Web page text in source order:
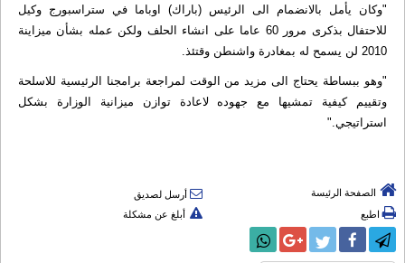
"وكان يأمل بالانضمام الى الرئيس (باراك) اوباما في ستراسبورج وكيل
للاحتفال بذكرى مرور 60 عاما على انشاء الحلف ولكن عمله بشأن ميزاينة
2010 لن يسمح له بمغادرة واشنطن وقتئذ.
"وهو ببساطة يحتاج الى مزيد من الوقت لمراجعة برامجنا الرئيسية للاسلحة
وتقييم كيفية تمشيها مع جهوده لاعادة توازن ميزانية الوزارة بشكل
استراتيجي."
الصفحة الرئيسة
أرسل لصديق
اطبع
أبلغ عن مشكلة